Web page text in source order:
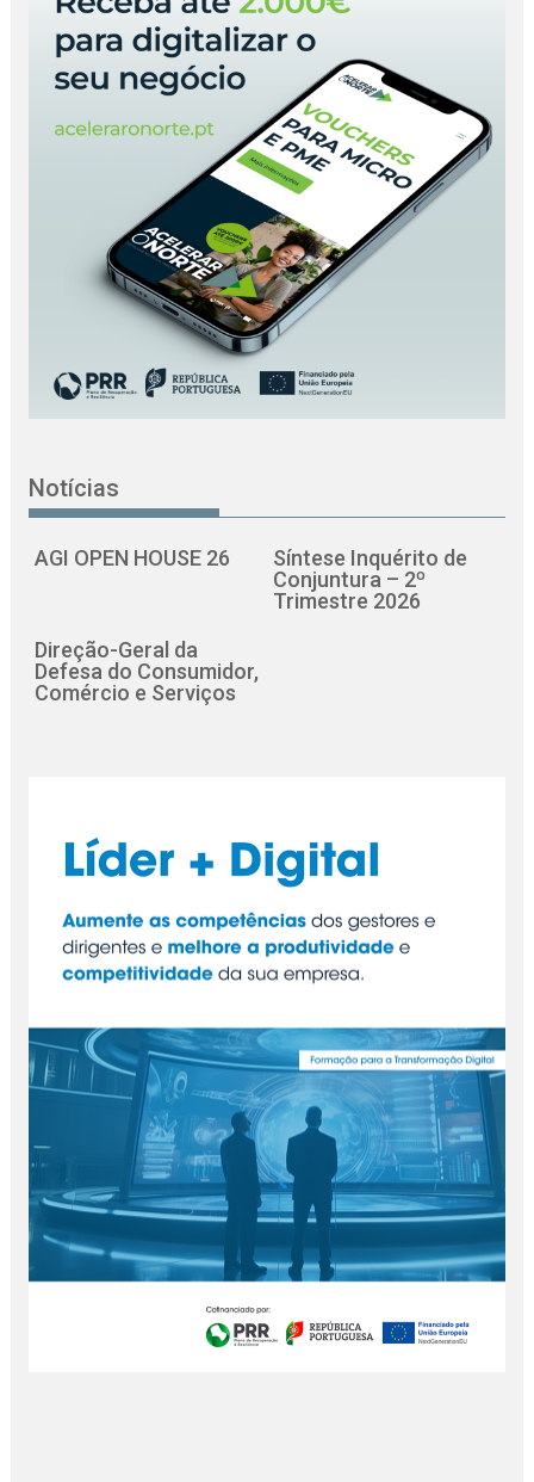
Notícias
AGI OPEN HOUSE 26
Síntese Inquérito de
Conjuntura – 2º
Trimestre 2026
Direção-Geral da
Defesa do Consumidor,
Comércio e Serviços